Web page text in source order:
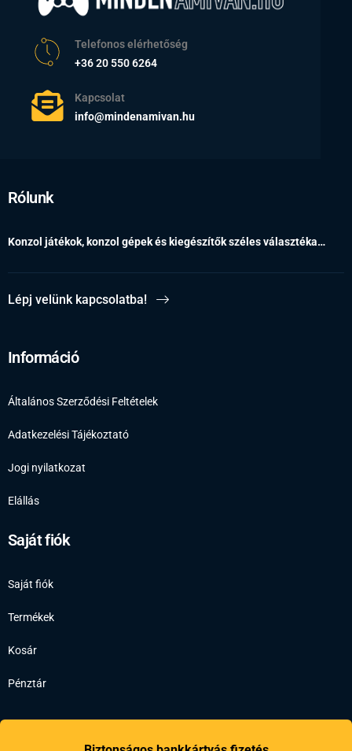
Telefonos elérhetőség
+36 20 550 6264
Kapcsolat
info@mindenamivan.hu
Rólunk
Konzol játékok, konzol gépek és kiegészítők széles választéka…
Lépj velünk kapcsolatba!
Információ
Általános Szerződési Feltételek
Adatkezelési Tájékoztató
Jogi nyilatkozat
Elállás
Saját fiók
Saját fiók
Termékek
Kosár
Pénztár